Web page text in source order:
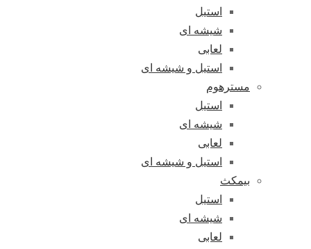
استیل
شیشه ای
لعابی
استیل و شیشه ای
مسترهوم
استیل
شیشه ای
لعابی
استیل و شیشه ای
بیمکث
استیل
شیشه ای
لعابی